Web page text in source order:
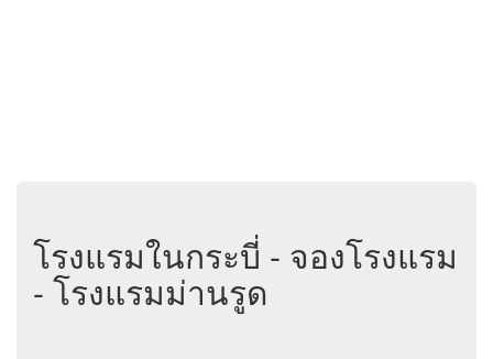
โรงแรมในกระบี่ - จองโรงแรม
- โรงแรมม่านรูด